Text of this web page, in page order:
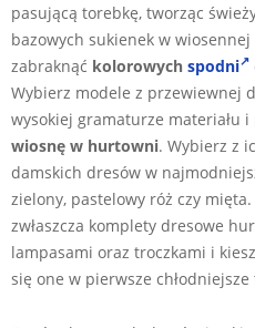
pasującą torebkę, tworząc
bazowych sukienek w
zabraknąć kolorowych spodni
Wybierz modele z przewiewnej
wysokiej gramaturze materiału i
wiosnę w hurtowni. Wybierz z
damskich dresów w
zielony, pastelowy róż czy
zwłaszcza komplety dresowe
lampasami oraz troczkami i
się one w pierwsze